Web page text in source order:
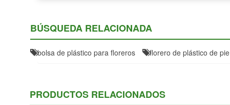
BÚSQUEDA RELACIONADA
bolsa de plástico para floreros florero de plástico de pie
PRODUCTOS RELACIONADOS